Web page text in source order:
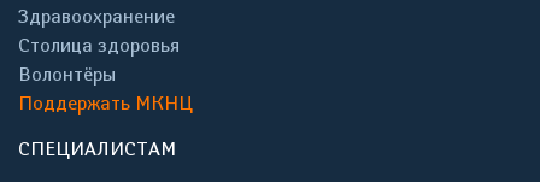
Здравоохранение
Столица здоровья
Волонтёры
Поддержать МКНЦ
СПЕЦИАЛИСТАМ